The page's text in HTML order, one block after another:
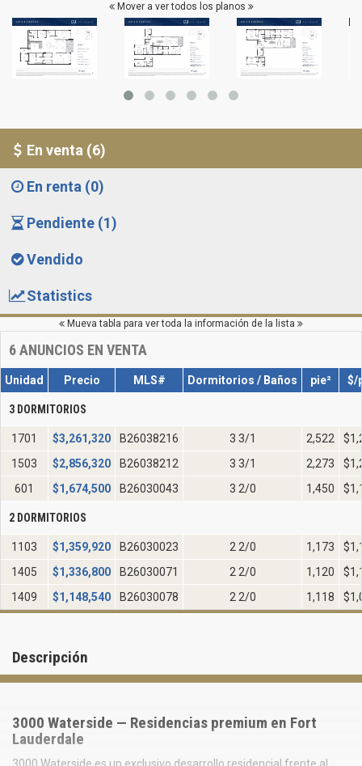
Mover a ver todos los planos
En venta (6)
En renta (0)
Pendiente (1)
Vendido
Statistics
Mueva tabla para ver toda la información de la lista
6ANUNCIOS EN VENTA
Unidad Precio MLS# Dormitorios / Baños pie² $/
3 DORMITORIOS
1701 $3,261,320 B26038216 3 3/1 2,522
1503
$2,856,320 B26038212 3 3/1 2,273
601
$1,674,500 B26030043 3 2/0 1,450
2 DORMITORIOS
1103 $1,359,920 B26030023 2 2/0 1,173
1405
$1,336,800 B26030071 2 2/0 1,120
1409
$1,148,540 B26030078 2 2/0 1,118
Descripción
3000 Waterside — Residencias premium en Fort
Lauderdale